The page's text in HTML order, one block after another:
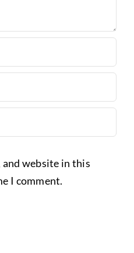
and website in this
I comment.